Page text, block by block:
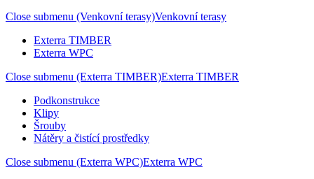
Close submenu (Venkovní terasy)Venkovní terasy
Exterra TIMBER
Exterra WPC
Close submenu (Exterra TIMBER)Exterra TIMBER
Podkonstrukce
Klipy
Šrouby
Nátěry a čistící prostředky
Close submenu (Exterra WPC)Exterra WPC